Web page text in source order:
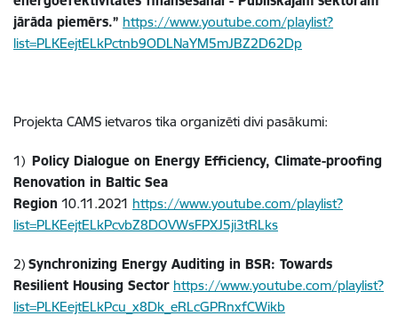
jārāda piemērs.” https://www.youtube.com/playlist?
list=PLKEejtELkPctnb9ODLNaYM5mJBZ2D62Dp
Projekta CAMS ietvaros tika organizēti divi pasākumi:
1) Policy Dialogue on Energy Efficiency, Climate-proofing
Renovation in Baltic Sea
Region 10.11.2021 https://www.youtube.com/playlist?
list=PLKEejtELkPcvbZ8DOVWsFPXJ5ji3tRLks
2) Synchronizing Energy Auditing in BSR: Towards
Resilient Housing Sector https://www.youtube.com/playlist?
list=PLKEejtELkPcu_x8Dk_eRLcGPRnxfCWikb